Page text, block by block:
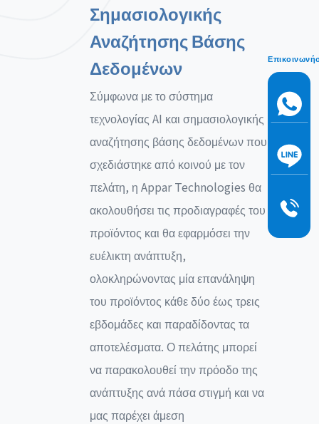
Σημασιολογικής
Αναζήτησης Βάσης
Δεδομένων
Σύμφωνα με το σύστημα
τεχνολογίας AI και σημασιολογικής
αναζήτησης βάσης δεδομένων που
σχεδιάστηκε από κοινού με τον
πελάτη, η Appar Technologies θα
ακολουθήσει τις προδιαγραφές του
προϊόντος και θα εφαρμόσει την
ευέλικτη ανάπτυξη,
ολοκληρώνοντας μία επανάληψη
του προϊόντος κάθε δύο έως τρεις
εβδομάδες και παραδίδοντας τα
αποτελέσματα. Ο πελάτης μπορεί
να παρακολουθεί την πρόοδο της
ανάπτυξης ανά πάσα στιγμή και να
μας παρέχει άμεση